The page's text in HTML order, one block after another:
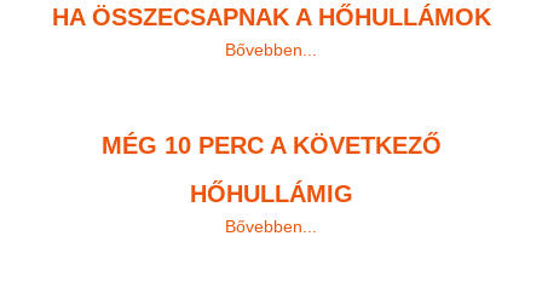
HA ÖSSZECSAPNAK A HŐHULLÁMOK
Bővebben...
MÉG 10 PERC A KÖVETKEZŐ
HŐHULLÁMIG
Bővebben...